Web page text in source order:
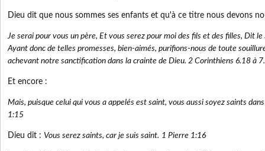
Dieu dit que nous sommes ses enfants et qu'à ce titre nous devons
Je serai pour vous un père, Et vous serez pour moi des fils et des filles, Dit
Ayant donc de telles promesses, bien-aimés, purifions-nous de toute
achevant notre sanctification dans la crainte de Dieu. 2 Corinthiens 6.18 à
Et encore :
Mais, puisque celui qui vous a appelés est saint, vous aussi soyez saints
1:15
Dieu dit : Vous serez saints, car je suis saint. 1 Pierre 1:16